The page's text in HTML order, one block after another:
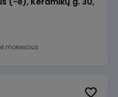
mokesčius